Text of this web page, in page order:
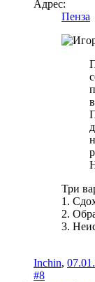
Адрес:
Пенза
Три
1.
2.
3.
Inchin,
#8